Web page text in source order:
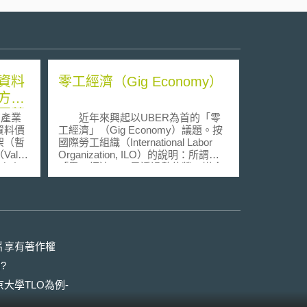
料
法
草
業
料價
（暫
な
それ
願景
，將
然
身須
方能
零工經濟（Gig Economy）
近年來興起以UBER為首的「零
工經濟」（Gig Economy）議題。按
國際勞工組織（International Labor
Organization, ILO）的說明：所謂
「零工經濟」，是透過數位勞工媒合
平台，將分散於各地的勞力資源，按
出對應政策。舉例而言，美國加州政
府於2019年9月18日通過《AB 5法》
享有著作權
大學TLO為例-